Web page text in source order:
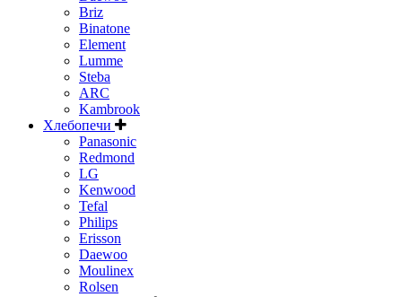
Briz
Binatone
Element
Lumme
Steba
ARC
Kambrook
Хлебопечи
Panasonic
Redmond
LG
Kenwood
Tefal
Philips
Erisson
Daewoo
Moulinex
Rolsen